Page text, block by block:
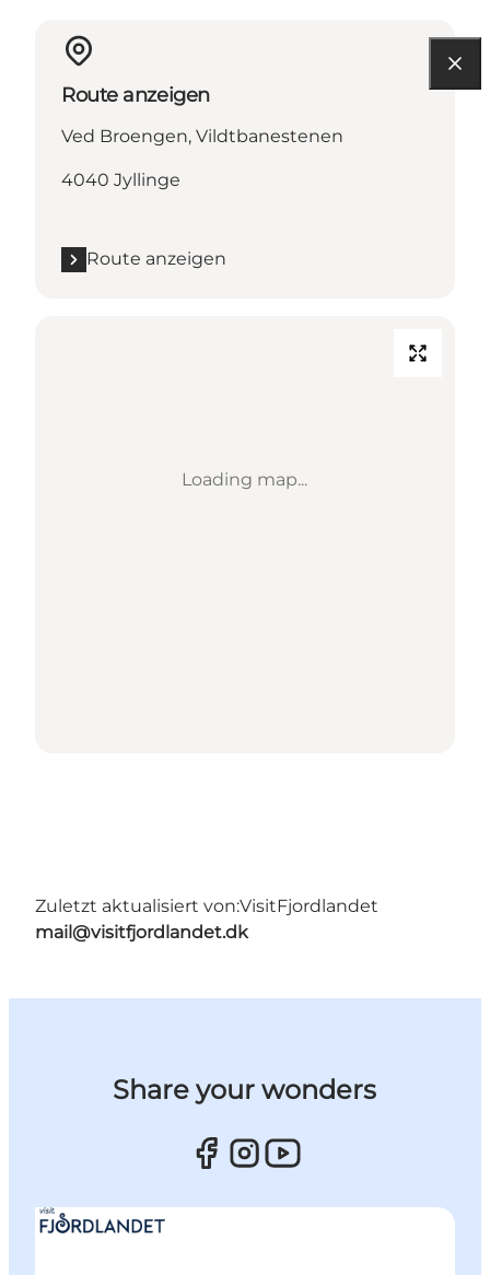
Route anzeigen
Ved Broengen, Vildtbanestenen
4040 Jyllinge
Route anzeigen
Loading map...
Zuletzt aktualisiert von:VisitFjordlandet
mail@visitfjordlandet.dk
Share your wonders